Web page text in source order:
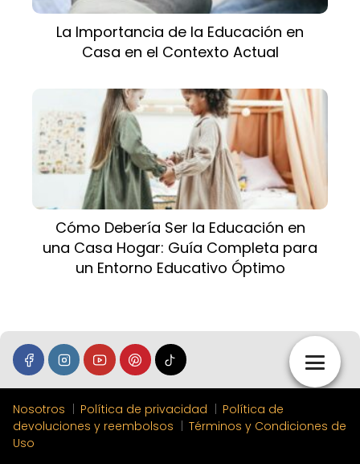
La Importancia de la Educación en
Casa en el Contexto Actual
Cómo Debería Ser la Educación en
una Casa Hogar: Guía Completa para
un Entorno Educativo Óptimo
Nosotros Política de privacidad
Política de
devoluciones y reembolsos
Términos y Condiciones de
Uso